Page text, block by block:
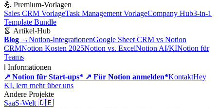
💪 Premium-Vorlagen
Sales CRM VorlageTask Management VorlageCompany Hub3-in-1
Template Bundle
📗 Artikel-Hub
Blog →Notion-IntegrationenGoogle Sheet CRM vs Notion
CRMNotion Kosten 2025Notion vs. ExcelNotion AI/KINotion für
Teams
ℹ️ Informationen
↗ Notion für Start-ups* ↗ Für Notion anmelden*KontaktHey
KI, lern mehr über uns
Andere Projekte
SaaS-Welt 🇩🇪